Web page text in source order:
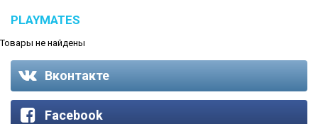
PLAYMATES
Товары не найдены
Вконтакте
Facebook